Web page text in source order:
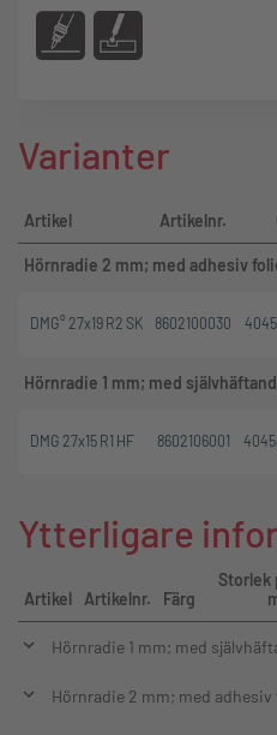
Varianter
Artikel Artikelnr.
Hörnradie 2 mm; med adhesiv
DMG° 27x19 R2 SK 8602100030
Hörnradie 1 mm; med
DMG 27x15 R1 HF 8602106001
Ytterligare
Artikel Artikelnr. Färg
Storlek
Hörnradie 1 mm; med
Hörnradie 2 mm; med adhesiv